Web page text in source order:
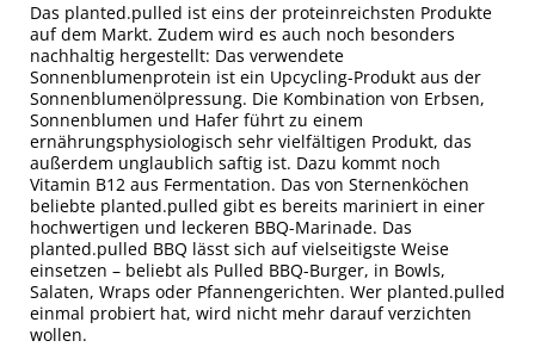
Das planted.pulled ist eins der proteinreichsten Produkte
auf dem Markt. Zudem wird es auch noch besonders
nachhaltig hergestellt: Das verwendete
Sonnenblumenprotein ist ein Upcycling-Produkt aus der
Sonnenblumenölpressung. Die Kombination von Erbsen,
Sonnenblumen und Hafer führt zu einem
ernährungsphysiologisch sehr vielfältigen Produkt, das
außerdem unglaublich saftig ist. Dazu kommt noch
Vitamin B12 aus Fermentation. Das von Sternenköchen
beliebte planted.pulled gibt es bereits mariniert in einer
hochwertigen und leckeren BBQ-Marinade. Das
planted.pulled BBQ lässt sich auf vielseitigste Weise
einsetzen – beliebt als Pulled BBQ-Burger, in Bowls,
Salaten, Wraps oder Pfannengerichten. Wer planted.pulled
einmal probiert hat, wird nicht mehr darauf verzichten
wollen.